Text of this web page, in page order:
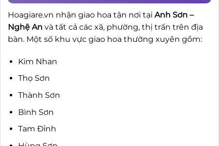
Hoagiare.vn nhận giao hoa tận nơi tại Anh Sơn –
Nghệ An và tất cả các xã, phường, thị trấn trên địa
bàn. Một số khu vực giao hoa thường xuyên gồm:
Kim Nhan
Thọ Sơn
Thành Sơn
Bình Sơn
Tam Đỉnh